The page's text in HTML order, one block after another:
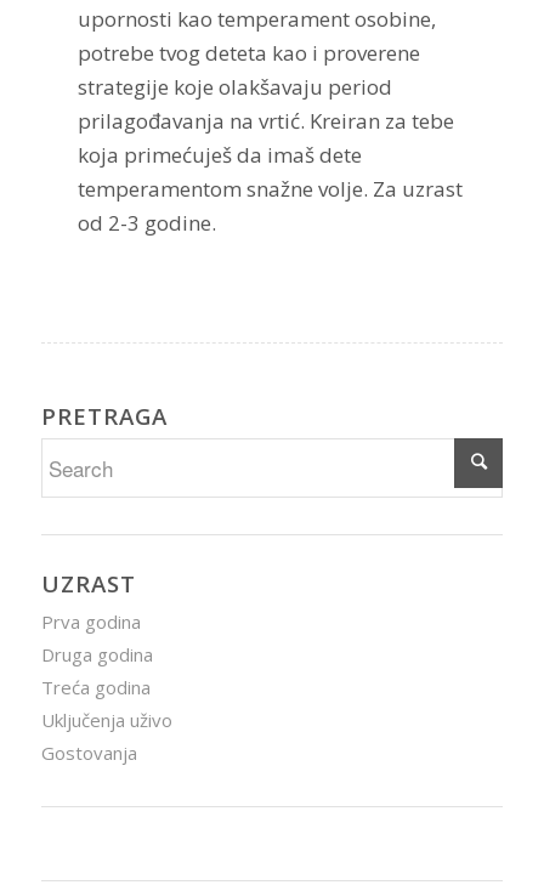
upornosti kao temperament osobine,
potrebe tvog deteta kao i proverene
strategije koje olakšavaju period
prilagođavanja na vrtić. Kreiran za tebe
koja primećuješ da imaš dete
temperamentom snažne volje. Za uzrast
od 2-3 godine.
PRETRAGA
UZRAST
Prva godina
Druga godina
Treća godina
Uključenja uživo
Gostovanja